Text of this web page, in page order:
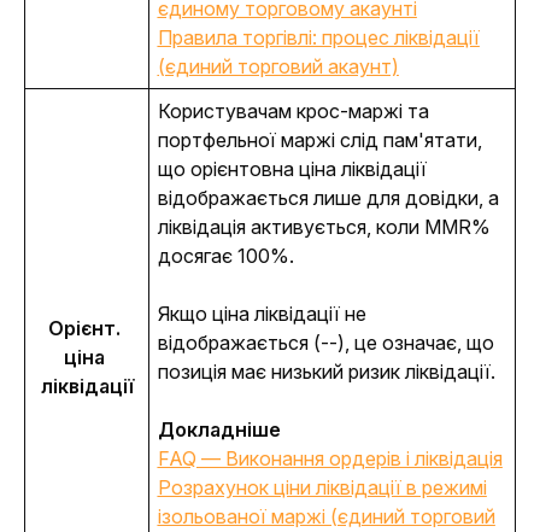
єдиному торговому акаунті
Правила торгівлі: процес ліквідації
(єдиний торговий акаунт)
Орієнт.
ціна
ліквідації
Користувачам крос-маржі та
портфельної маржі слід пам'ятати,
що орієнтовна ціна ліквідації
відображається лише для довідки, а
ліквідація активується, коли MMR%
досягає 100%.
Якщо ціна ліквідації не
відображається (--), це означає, що
позиція має низький ризик ліквідації.
Докладніше
FAQ — Виконання ордерів і ліквідація
Розрахунок ціни ліквідації в режимі
ізольованої маржі (єдиний торговий